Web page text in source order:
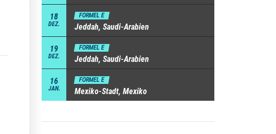
18
DEZ.
FORMEL E
Jeddah, Saudi-Arabien
19
DEZ.
FORMEL E
Jeddah, Saudi-Arabien
16
JAN.
FORMEL E
Mexiko-Stadt, Mexiko